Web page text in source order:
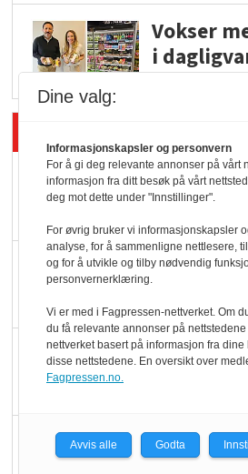
Vokser
i
Rema-
dundrer
Slik
ølsalget
Færre
KI lager
Dine valg:
Informasjonskapsler og personvern
For å gi deg relevante annonser på vårt
informasjon fra ditt besøk på vårt
deg mot dette under "Innstillinger".
For øvrig bruker vi informasjonskapsler
analyse, for å sammenligne nettlesere,
og for å utvikle og tilby nødvendig
personvernerklæring.
Vi er med i Fagpressen-nettverket. Om
du få relevante annonser på
nettverket basert på informasjon fra dine
disse nettstedene. En oversikt over
Fagpressen.no.
Avvis alle Godta